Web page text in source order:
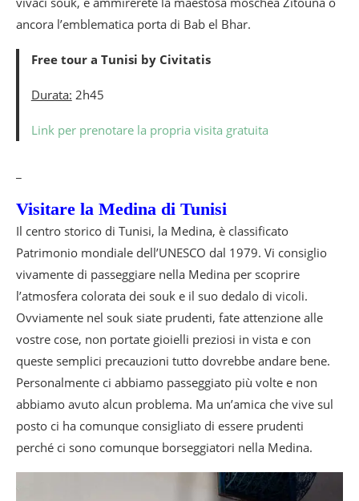
ancora l’emblematica porta di Bab el Bhar.
Free tour a Tunisi by Civitatis
Durata: 2h45
Link per prenotare la propria visita gratuita
Visitare la Medina di Tunisi
Il centro storico di Tunisi, la Medina, è classificato
Patrimonio mondiale dell’UNESCO dal 1979. Vi consiglio
vivamente di passeggiare nella Medina per scoprire
l’atmosfera colorata dei souk e il suo dedalo di vicoli.
Ovviamente nel souk siate prudenti, fate attenzione alle
vostre cose, non portate gioielli preziosi in vista e con
queste semplici precauzioni tutto dovrebbe andare bene.
Personalmente ci abbiamo passeggiato più volte e non
abbiamo avuto alcun problema. Ma un’amica che vive sul
posto ci ha comunque consigliato di essere prudenti
perché ci sono comunque borseggiatori nella Medina.